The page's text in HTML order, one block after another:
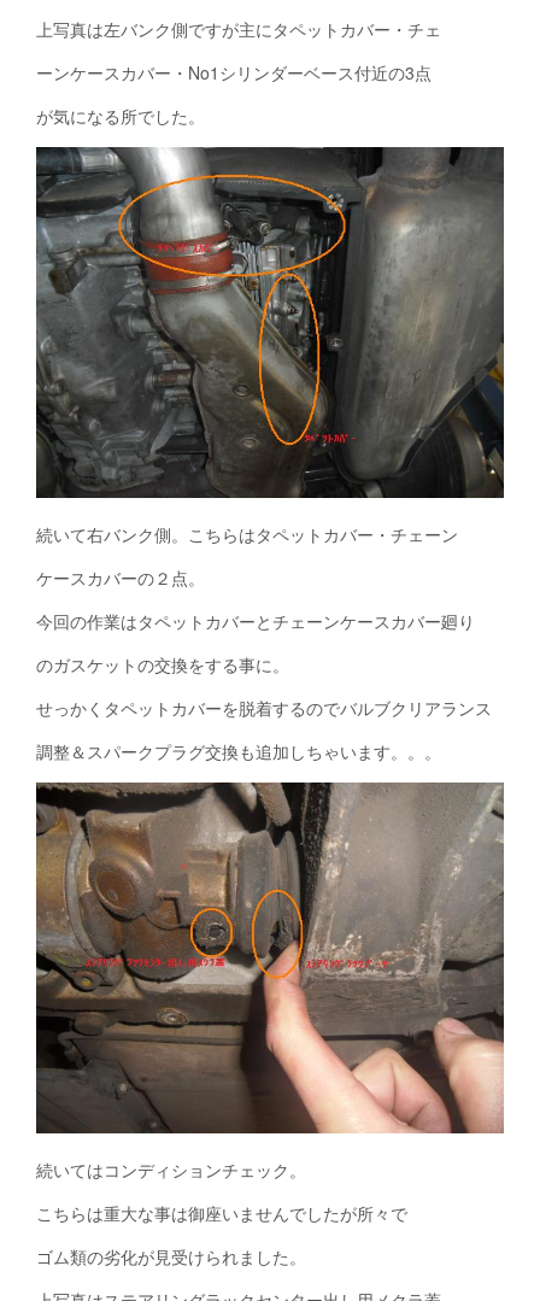
上写真は左バンク側ですが主にタペットカバー・チェ
ーンケースカバー・No1シリンダーベース付近の3点
が気になる所でした。
続いて右バンク側。こちらはタペットカバー・チェーン
ケースカバーの２点。
今回の作業はタペットカバーとチェーンケースカバー廻り
のガスケットの交換をする事に。
せっかくタペットカバーを脱着するのでバルブクリアランス
調整＆スパークプラグ交換も追加しちゃいます。。。
続いてはコンディションチェック。
こちらは重大な事は御座いませんでしたが所々で
ゴム類の劣化が見受けられました。